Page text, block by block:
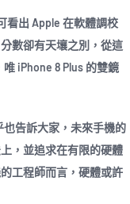
看出 Apple 在軟體調校
數卻有天壤之別，從這
iPhone 8 Plus 的雙鏡
也告訴大家，未來手機的
，並追求在有限的硬體
工程師而言，硬體或許